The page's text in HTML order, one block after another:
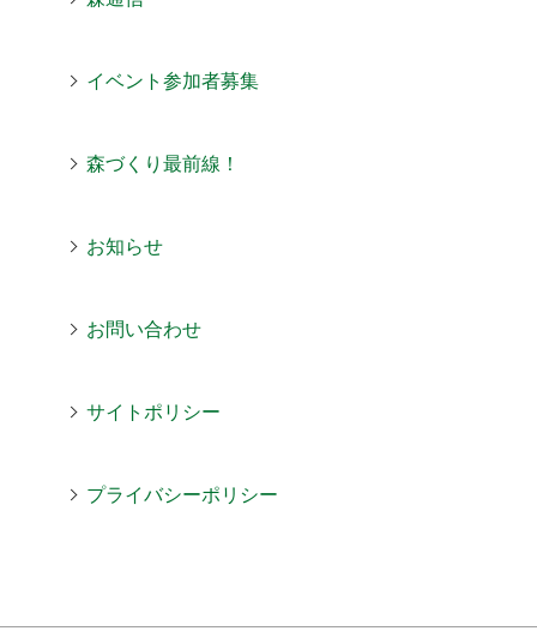
イベント参加者募集
森づくり最前線！
お知らせ
お問い合わせ
サイトポリシー
プライバシーポリシー